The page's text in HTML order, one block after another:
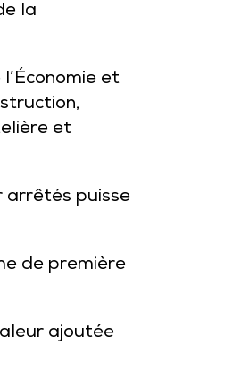
la
et
et
arrêtés puisse
de première
ajoutée